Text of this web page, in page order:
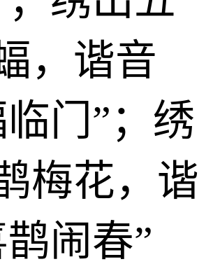
，谐音
门”；绣
梅花，谐
闹春”